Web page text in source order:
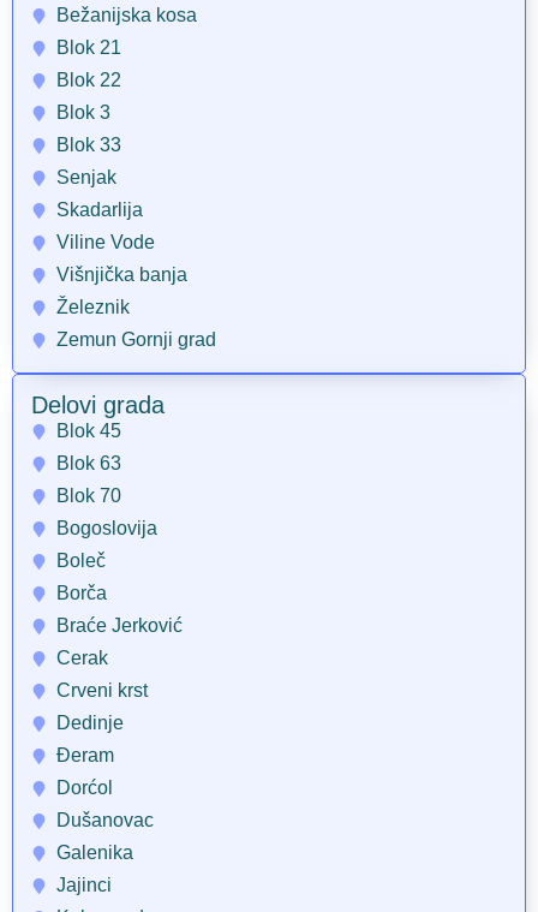
Bežanijska kosa
Blok 21
Blok 22
Blok 3
Blok 33
Senjak
Skadarlija
Viline Vode
Višnjička banja
Železnik
Zemun Gornji grad
Delovi grada
Blok 45
Blok 63
Blok 70
Bogoslovija
Boleč
Borča
Braće Jerković
Cerak
Crveni krst
Dedinje
Đeram
Dorćol
Dušanovac
Galenika
Jajinci